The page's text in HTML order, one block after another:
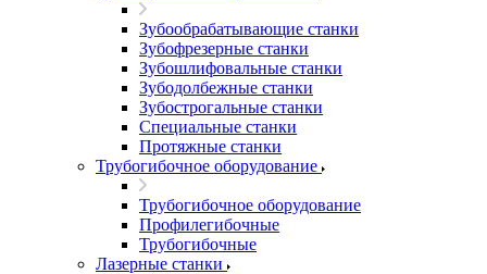
Зубообрабатывающие станки
Зубофрезерные станки
Зубошлифовальные станки
Зубодолбежные станки
Зубострогальные станки
Специальные станки
Протяжные станки
Трубогибочное оборудование
Трубогибочное оборудование
Профилегибочные
Трубогибочные
Лазерные станки